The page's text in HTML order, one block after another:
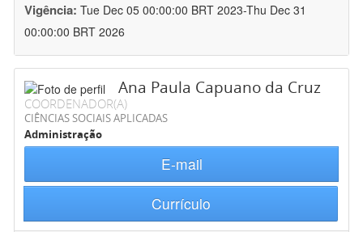
Vigência: Tue Dec 05 00:00:00 BRT 2023-Thu Dec 31
00:00:00 BRT 2026
Ana Paula Capuano da Cruz
COORDENADOR(A)
CIÊNCIAS SOCIAIS APLICADAS
Administração
E-mail
Currículo